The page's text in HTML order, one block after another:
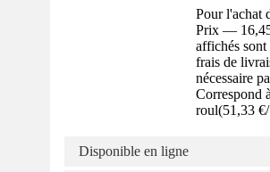
Pour l'achat
Prix —
affichés
frais de
nécessaire
Correspond
roul(51,33 €/
Disponible en ligne